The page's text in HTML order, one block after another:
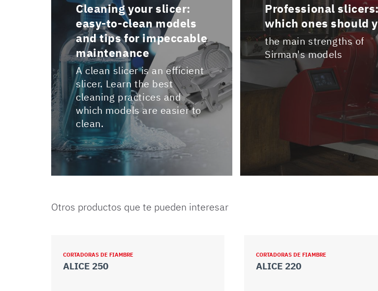
Cleaning your slicer:
easy-to-clean models
and tips for impeccable
maintenance
A clean slicer is an efficient
slicer. Learn the best
cleaning practices and
which models are easier to
clean.
Professional
which ones should
the main strengths of
Sirman's models
Otros productos que te pueden interesar
CORTADORAS DE FIAMBRE
ALICE 250
CORTADORAS DE FIAMBRE
ALICE 220